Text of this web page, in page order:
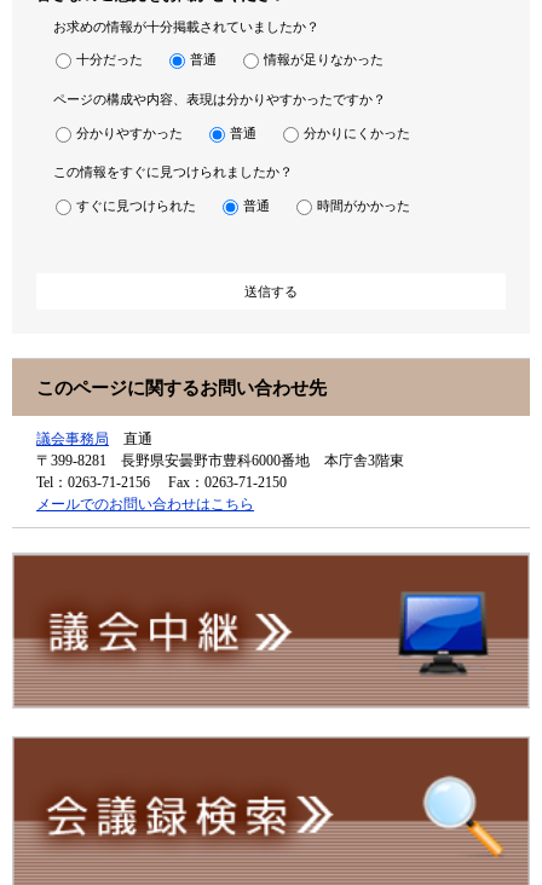
お求めの情報が十分掲載されていましたか？
十分だった 普通 情報が足りなかった
ページの構成や内容、表現は分かりやすかったですか？
分かりやすかった 普通 分かりにくかった
この情報をすぐに見つけられましたか？
すぐに見つけられた 普通 時間がかかった
このページに関するお問い合わせ先
議会事務局
直通
〒399-8281
長野県安曇野市豊科6000番地 本庁舎3階東
Tel：0263-71-2156
Fax：0263-71-2150
メールでのお問い合わせはこちら